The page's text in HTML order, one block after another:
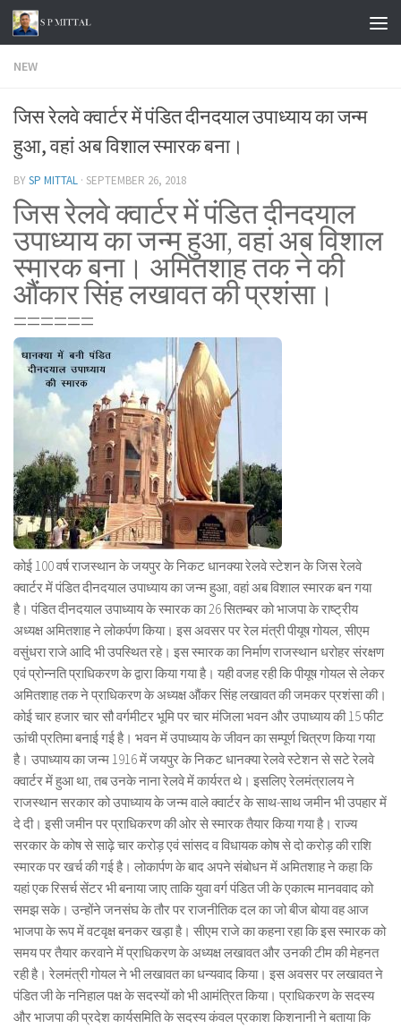
Skip to content
NEW
जिस रेलवे क्वार्टर में पंडित दीनदयाल उपाध्याय का जन्म
हुआ, वहां अब विशाल स्मारक बना।
BYSP MITTAL · SEPTEMBER 26, 2018
जिस रेलवे क्वार्टर में पंडित दीनदयाल
उपाध्याय का जन्म हुआ, वहां अब विशाल
स्मारक बना। अमितशाह तक ने की
औंकार सिंह लखावत की प्रशंसा।
======
कोई 100 वर्ष राजस्थान के जयपुर के निकट धानक्या रेलवे स्टेशन के जिस रेलवे
क्वार्टर में पंडित दीनदयाल उपाध्याय का जन्म हुआ, वहां अब विशाल स्मारक बन गया
है। पंडित दीनदयाल उपाध्याय के स्मारक का 26 सितम्बर को भाजपा के राष्ट्रीय
अध्यक्ष अमितशाह ने लोकर्पण किया। इस अवसर पर रेल मंत्री पीयूष गोयल, सीएम
वसुंधरा राजे आदि भी उपस्थित रहे। इस स्मारक का निर्माण राजस्थान धरोहर संरक्षण
एवं प्रोन्नति प्राधिकरण के द्वारा किया गया है। यही वजह रही कि पीयूष गोयल से लेकर
अमितशाह तक ने प्राधिकरण के अध्यक्ष औंकर सिंह लखावत की जमकर प्रशंसा की।
कोई चार हजार चार सौ वर्गमीटर भूमि पर चार मंजिला भवन और उपाध्याय की 15 फीट
ऊांची प्रतिमा बनाई गई है। भवन में उपाध्याय के जीवन का सम्पूर्ण चित्रण किया गया
है। उपाध्याय का जन्म 1916 में जयपुर के निकट धानक्या रेलवे स्टेशन से सटे रेलवे
क्वार्टर में हुआ था, तब उनके नाना रेलवे में कार्यरत थे। इसलिए रेलमंत्रालय ने
राजस्थान सरकार को उपाध्याय के जन्म वाले क्वार्टर के साथ-साथ जमीन भी उपहार में
दे दी। इसी जमीन पर प्राधिकरण की ओर से स्मारक तैयार किया गया है। राज्य
सरकार के कोष से साढ़े चार करोड़ एवं सांसद व विधायक कोष से दो करोड़ की राशि
स्मारक पर खर्च की गई है। लोकार्पण के बाद अपने संबोधन में अमितशाह ने कहा कि
यहां एक रिसर्च सेंटर भी बनाया जाए ताकि युवा वर्ग पंडित जी के एकात्म मानववाद को
समझ सके। उन्होंने जनसंघ के तौर पर राजनीतिक दल का जो बीज बोया वह आज
भाजपा के रूप में वटवृक्ष बनकर खड़ा है। सीएम राजे का कहना रहा कि इस स्मारक को
समय पर तैयार करवाने में प्राधिकरण के अध्यक्ष लखावत और उनकी टीम की मेहनत
रही है। रेलमंत्री गोयल ने भी लखावत का धन्यवाद किया। इस अवसर पर लखावत ने
पंडित जी के ननिहाल पक्ष के सदस्यों को भी आमंत्रित किया। प्राधिकरण के सदस्य
और भाजपा की प्रदेश कार्यसमिति के सदस्य कंवल प्रकाश किशनानी ने बताया कि